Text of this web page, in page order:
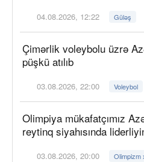
04.08.2026, 12:22 Güləş
Çimərlik voleybolu üzrə
püşkü atılıb
03.08.2026, 22:00 Voleybol
Olimpiya mükafatçımız
reytinq siyahısında
03.08.2026, 20:00 Olimpizm